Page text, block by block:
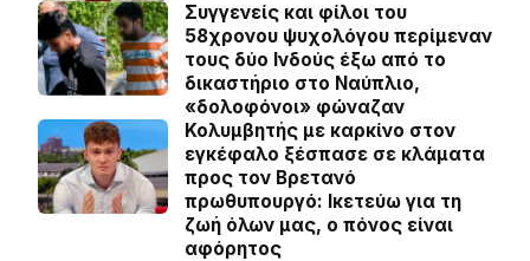
Συγγενείς και φίλοι του
58χρονου ψυχολόγου περίμεναν
τους δύο Ινδούς έξω από το
δικαστήριο στο Ναύπλιο,
«δολοφόνοι» φώναζαν
Κολυμβητής με καρκίνο στον
εγκέφαλο ξέσπασε σε κλάματα
προς τον Βρετανό
πρωθυπουργό: Ικετεύω για τη
ζωή όλων μας, ο πόνος είναι
αφόρητος